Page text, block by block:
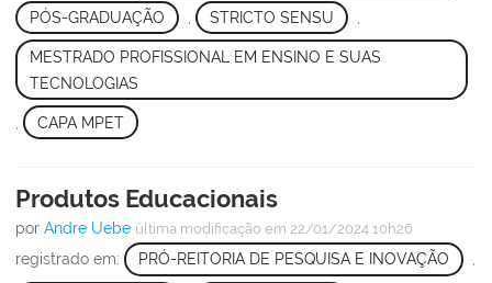
PÓS-GRADUAÇÃO STRICTO SENSU
MESTRADO PROFISSIONAL EM ENSINO E SUAS
TECNOLOGIAS
CAPA MPET
Produtos Educacionais
por Andre Uebe última modificação em 22/01/2024 10h26
registrado em: PRÓ-REITORIA DE PESQUISA E INOVAÇÃO ,